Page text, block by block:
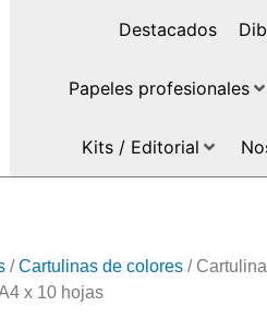
Destacados
Papeles profesionales
Kits / Editorial
/Cartulinas de colores /
x 10 hojas